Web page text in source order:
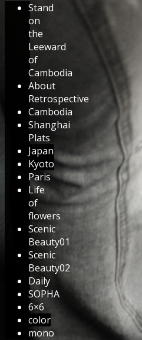
Stand
on
the
Leeward
of
Cambodia
About
Retrospective
Cambodia
Shanghai
Plats
Japan
Kyoto
Paris
Life
of
flowers
Scenic
Beauty01
Scenic
Beauty02
Daily
SOPHA
6×6
color
mono